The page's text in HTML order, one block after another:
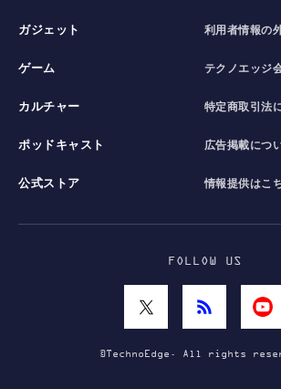
ガジェット
ゲーム
カルチャー
ポッドキャスト
公式ストア
利用者情報の
テクノエッジ
特定商取引法
広告掲載につ
情報提供はこ
FOLLOW US
©TechnoEdge. All rights